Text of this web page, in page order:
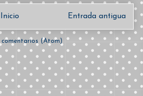
Entrada antigua
Inicio
comentarios (Atom)